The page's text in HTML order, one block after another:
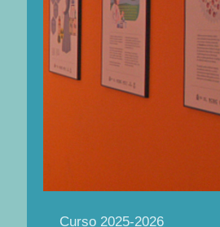
Curso 2025-2026